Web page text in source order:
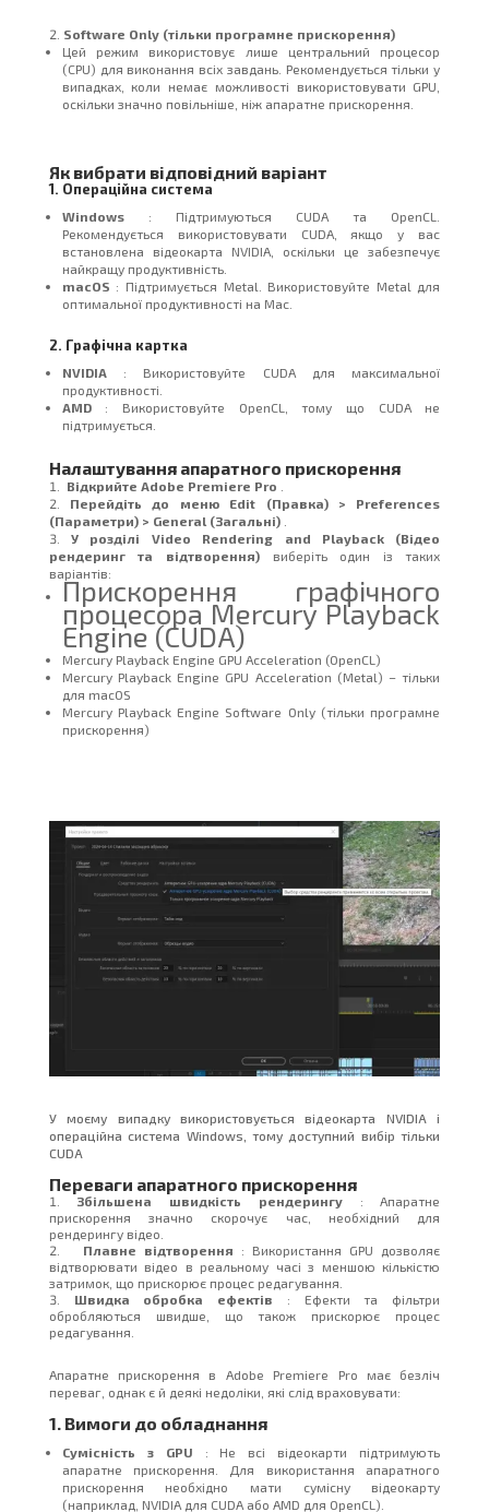
Software Only (тільки програмне прискорення)
Цей режим використовує лише центральний процесор
(CPU) для виконання всіх завдань. Рекомендується тільки у
випадках, коли немає можливості використовувати GPU,
оскільки значно повільніше, ніж апаратне прискорення.
Як вибрати відповідний варіант
1. Операційна система
Windows : Підтримуються CUDA та OpenCL.
Рекомендується використовувати CUDA, якщо у вас
встановлена ​​відеокарта NVIDIA, оскільки це забезпечує
найкращу продуктивність.
macOS : Підтримується Metal. Використовуйте Metal для
оптимальної продуктивності на Mac.
2. Графічна картка
NVIDIA : Використовуйте CUDA для максимальної
продуктивності.
AMD : Використовуйте OpenCL, тому що CUDA не
підтримується.
Налаштування апаратного прискорення
Відкрийте Adobe Premiere Pro
Перейдіть до меню Edit (Правка) > Preferences
(Параметри) > General (Загальні)
У розділі Video Rendering and Playback (Відео
рендеринг та відтворення) виберіть один із таких
варіантів:
Прискорення графічного
процесора Mercury Playback
Engine (CUDA)
Mercury Playback Engine GPU Acceleration (OpenCL)
Mercury Playback Engine GPU Acceleration (Metal) – тільки
для macOS
Mercury Playback Engine Software Only (тільки програмне
прискорення)
У моєму випадку використовується відеокарта NVIDIA і
операційна система Windows, тому доступний вибір тільки
CUDA
Переваги апаратного прискорення
Збільшена швидкість рендерингу
: Апаратне
прискорення значно скорочує час, необхідний для
рендерингу відео.
Плавне відтворення : Використання GPU дозволяє
відтворювати відео в реальному часі з меншою кількістю
затримок, що прискорює процес редагування.
Швидка обробка ефектів : Ефекти та фільтри
обробляються швидше, що також прискорює процес
редагування.
Апаратне прискорення в Adobe Premiere Pro має безліч
переваг, однак є й деякі недоліки, які слід враховувати:
1. Вимоги до обладнання
Сумісність з GPU
: Не всі відеокарти підтримують
апаратне прискорення. Для використання апаратного
прискорення необхідно мати сумісну відеокарту
(наприклад, NVIDIA для CUDA або AMD для OpenCL).